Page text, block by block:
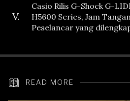
V.
Casio Rilis G-Shock G-
H5600 Series, Jam Tangan
Peselancar yang
READ MORE